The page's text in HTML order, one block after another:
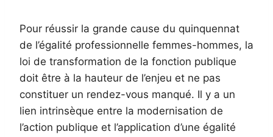
Pour réussir la grande cause du quinquennat
de l’égalité professionnelle femmes-hommes, la
loi de transformation de la fonction publique
doit être à la hauteur de l’enjeu et ne pas
constituer un rendez-vous manqué. Il y a un
lien intrinsèque entre la modernisation de
l’action publique et l’application d’une égalité